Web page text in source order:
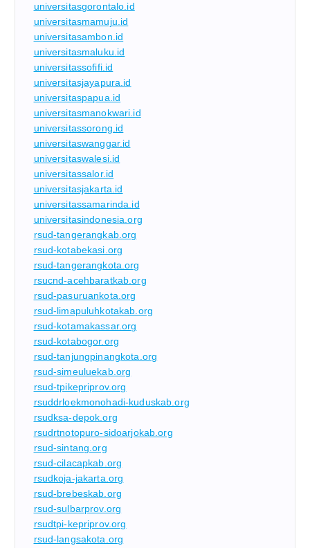
universitasgorontalo.id
universitasmamuju.id
universitasambon.id
universitasmaluku.id
universitassofifi.id
universitasjayapura.id
universitaspapua.id
universitasmanokwari.id
universitassorong.id
universitaswanggar.id
universitaswalesi.id
universitassalor.id
universitasjakarta.id
universitassamarinda.id
universitasindonesia.org
rsud-tangerangkab.org
rsud-kotabekasi.org
rsud-tangerangkota.org
rsucnd-acehbaratkab.org
rsud-pasuruankota.org
rsud-limapuluhkotakab.org
rsud-kotamakassar.org
rsud-kotabogor.org
rsud-tanjungpinangkota.org
rsud-simeuluekab.org
rsud-tpikepriprov.org
rsuddrloekmonohadi-kuduskab.org
rsudksa-depok.org
rsudrtnotopuro-sidoarjokab.org
rsud-sintang.org
rsud-cilacapkab.org
rsudkoja-jakarta.org
rsud-brebeskab.org
rsud-sulbarprov.org
rsudtpi-kepriprov.org
rsud-langsakota.org